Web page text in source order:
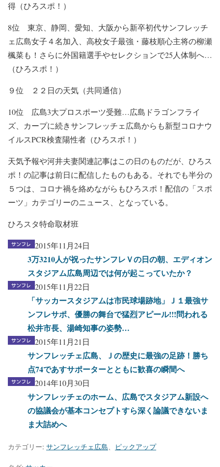
得（ひろスポ！）
8位 東京、静岡、愛知、大阪から新卒初代サンフレッチ
ェ広島女子４名加入、高校女子最強・藤枝順心主将の柳瀬
楓菜も！さらに外国籍選手やセレクションで25人体制へ…
（ひろスポ！）
９位 ２２日の天気（共同通信）
10位 広島3大プロスポーツ受難…広島ドラゴンフライ
ズ、カープに続きサンフレッチェ広島からも新型コロナウ
イルスPCR検査陽性者（ひろスポ！）
天気予報や河井夫妻関連記事はこの日のものだが、ひろス
ポ！の記事は前日に配信したものもある。それでも半分の
５つは、コロナ禍を絡めながらもひろスポ！配信の「スポ
ーツ」カテゴリーのニュース、となっている。
ひろスタ特命取材班
2015年11月24日
3万3210人が祝ったサンフレＶの日の朝、エディオン
スタジアム広島周辺では何が起こっていたか？
2015年11月22日
「サッカースタジアムは市民球場跡地」Ｊ１最強サ
ンフレサポ、優勝の舞台で猛烈アピール!!!問われる
松井市長、湯崎知事の姿勢…
2015年11月21日
サンフレッチェ広島、Ｊの歴史に最強の足跡！勝ち
点74であすサポーターとともに歓喜の瞬間へ
2014年10月30日
サンフレッチェのホーム、広島でスタジアム新設へ
の協議会が基本コンセプトすら深く論議できないま
ま大詰めへ
カテゴリー: サンフレッチェ広島 ピックアップ